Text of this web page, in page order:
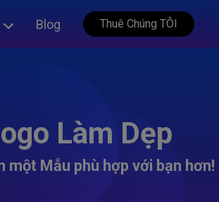
Blog Thuê Chúng TÔI
Làm Dẹp
một Mẫu phù hợp với bạn hơn!